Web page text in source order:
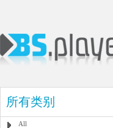
所有类别
All